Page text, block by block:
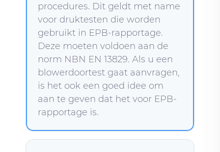
procedures. Dit geldt met name
voor druktesten die worden
gebruikt in EPB-rapportage.
Deze moeten voldoen aan de
norm NBN EN 13829. Als u een
blowerdoortest gaat aanvragen,
is het ook een goed idee om
aan te geven dat het voor EPB-
rapportage is.